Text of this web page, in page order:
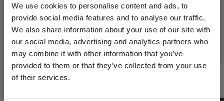
We use cookies to personalise content and ads, to
provide social media features and to analyse our traffic.
We also share information about your use of our site with
our social media, advertising and analytics partners who
may combine it with other information that you’ve
provided to them or that they’ve collected from your use
of their services.
El programa Trade-Up se aplica a
los siguientes productos: